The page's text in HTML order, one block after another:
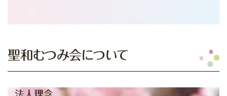
聖和むつみ会について
法人理念